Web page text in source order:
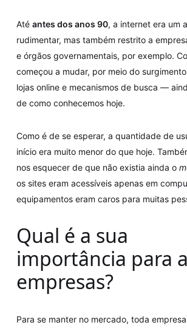
Até antes dos anos 90, a internet era um
rudimentar, mas também restrito a
e órgãos governamentais, por exemplo.
começou a mudar, por meio do
lojas online e mecanismos de busca —
de como conhecemos hoje.
Como é de se esperar, a quantidade de
início era muito menor do que hoje.
nos esquecer de que não existia ainda o
os sites eram acessíveis apenas em
equipamentos eram caros para muitas
Qual é a sua
importância para
empresas?
Para se manter no mercado, toda